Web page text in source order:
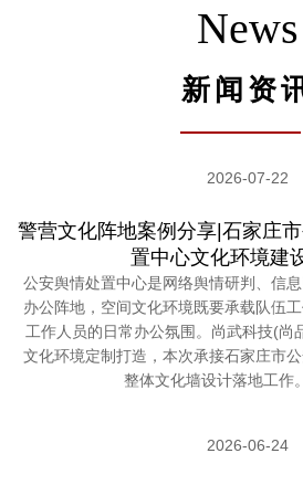
News
新闻资
2026-07-22
警营文化阵地案例分享|石家庄
置中心文化环境建
公安舆情处置中心是网络舆情研判、信
办公阵地，空间文化环境既要承载队伍
工作人员的日常办公氛围。尚武科技(尚
文化环境定制打造，本次承接石家庄市
整体文化墙设计落地工作
2026-06-24